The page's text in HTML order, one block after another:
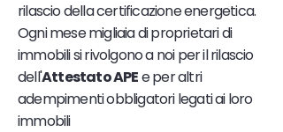
rilascio della certificazione energetica.
Ogni mese migliaia di proprietari di
immobili si rivolgono a noi per il rilascio
dell'Attestato APEe per altri
adempimenti obbligatori legati ai loro
immobili